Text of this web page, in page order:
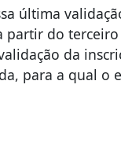
última
partir do
da
para a qual o